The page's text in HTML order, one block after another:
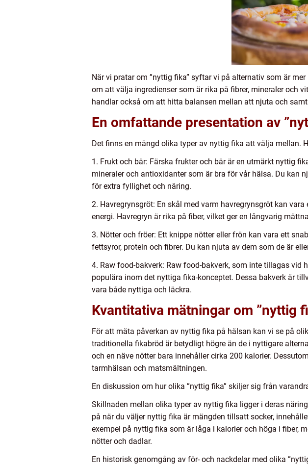
När vi pratar om ”nyttig fika” syftar vi på alternativ som är
om att välja ingredienser som är rika på fibrer, mineraler och
handlar också om att hitta balansen mellan att njuta och
En omfattande presentation av
Det finns en mängd olika typer av nyttig fika att välja mellan.
1. Frukt och bär: Färska frukter och bär är en utmärkt nyttig
mineraler och antioxidanter som är bra för vår hälsa. Du kan
för extra fyllighet och näring.
2. Havregrynsgröt: En skål med varm havregrynsgröt kan
energi. Havregryn är rika på fiber, vilket ger en långvarig
3. Nötter och fröer: Ett knippe nötter eller frön kan vara ett
fettsyror, protein och fibrer. Du kan njuta av dem som de är
4. Raw food-bakverk: Raw food-bakverk, som inte tillagas
populära inom det nyttiga fika-konceptet. Dessa bakverk är
vara både nyttiga och läckra.
Kvantitativa mätningar om ”nyttig
För att mäta påverkan av nyttig fika på hälsan kan vi se på
traditionella fikabröd är betydligt högre än de i nyttigare
och en näve nötter bara innehåller cirka 200 kalorier.
tarmhälsan och matsmältningen.
En diskussion om hur olika ”nyttig fika” skiljer sig från
Skillnaden mellan olika typer av nyttig fika ligger i deras
på när du väljer nyttig fika är mängden tillsatt socker,
exempel på nyttig fika som är låga i kalorier och höga i fiber,
nötter och dadlar.
En historisk genomgång av för- och nackdelar med olika